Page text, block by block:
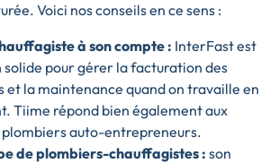
Voici nos conseils en ce sens :
à son compte : InterFast est
solide pour gérer la facturation des
et la maintenance quand on travaille en
Tiime répond bien également aux
plombiers auto-entrepreneurs.
de plombiers-chauffagistes : son